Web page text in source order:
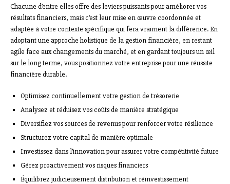
Chacune d’entre elles offre des leviers puissants pour améliorer vos
résultats financiers, mais c’est leur mise en œuvre coordonnée et
adaptée à votre contexte spécifique qui fera vraiment la différence. En
adoptant une approche holistique de la gestion financière, en restant
agile face aux changements du marché, et en gardant toujours un œil
sur le long terme, vous positionnez votre entreprise pour une réussite
financière durable.
Optimisez continuellement votre gestion de trésorerie
Analysez et réduisez vos coûts de manière stratégique
Diversifiez vos sources de revenus pour renforcer votre résilience
Structurez votre capital de manière optimale
Investissez dans l’innovation pour assurer votre compétitivité future
Gérez proactivement vos risques financiers
Équilibrez judicieusement distribution et réinvestissement